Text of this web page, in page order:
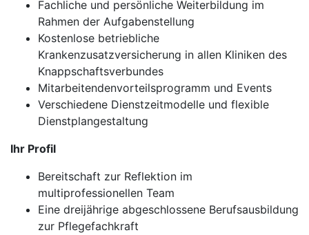
Fachliche und persönliche Weiterbildung im
Rahmen der Aufgabenstellung
Kostenlose betriebliche
Krankenzusatzversicherung in allen Kliniken des
Knappschaftsverbundes
Mitarbeitendenvorteilsprogramm und Events
Verschiedene Dienstzeitmodelle und flexible
Dienstplangestaltung
Ihr Profil
Bereitschaft zur Reflektion im
multiprofessionellen Team
Eine dreijährige abgeschlossene Berufsausbildung
zur Pflegefachkraft